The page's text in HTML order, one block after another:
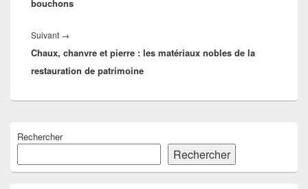
bouchons
Suivant →
suivant :
Chaux, chanvre et pierre : les matériaux nobles de la
restauration de patrimoine
principale
widget
pour
Rechercher
Rechercher